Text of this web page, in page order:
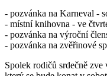
- pozvánka na Karneval -
- místní knihovna - ve
- pozvánka na výroční
- pozvánka na zvěřinové
Spolek rodičů srdečně zve